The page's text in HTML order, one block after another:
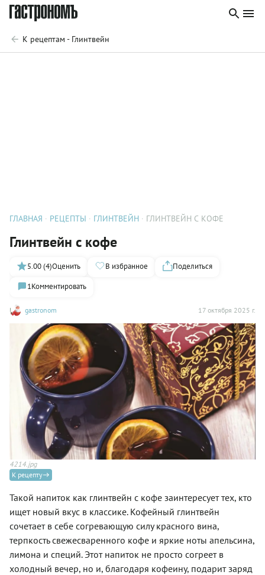
К рецептам - Глинтвейн
ГЛАВНАЯ РЕЦЕПТЫ ГЛИНТВЕЙН ГЛИНТВЕЙН С КОФЕ
Глинтвейн с кофе
gastronom 17 октября 2025 г.
5.00 (4)Оценить В избранное
Поделиться
1Комментировать
4214.jpg
К рецепту
Такой напиток как глинтвейн с кофе заинтересует тех, кто
ищет новый вкус в классике. Кофейный глинтвейн
сочетает в себе согревающую силу красного вина,
терпкость свежесваренного кофе и яркие ноты апельсина,
лимона и специй. Этот напиток не просто согреет в
холодный вечер, но и, благодаря кофеину, подарит заряд